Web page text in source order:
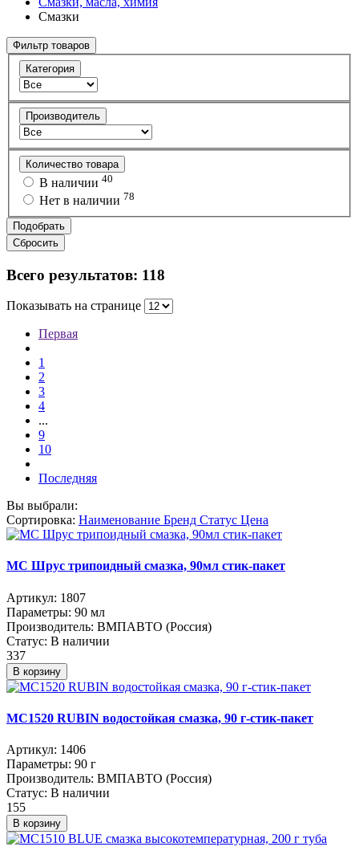
Смазки
Фильтр товаров
Категория
Производитель
Количество товара
В наличии 40
Нет в наличии 78
Подобрать
Сбросить
Всего результатов: 118
Показывать на странице
Первая
1
2
3
4
...
9
10
Последняя
Вы выбрали:
Сортировка: Наименование Бренд Статус Цена
МС Шрус трипоидный смазка, 90мл стик-пакет
Артикул: 1807
Параметры: 90 мл
Производитель: ВМПАВТО (Россия)
Статус: В наличии
337
В корзину
МС1520 RUBIN водостойкая смазка, 90 г-стик-пакет
Артикул: 1406
Параметры: 90 г
Производитель: ВМПАВТО (Россия)
Статус: В наличии
155
В корзину